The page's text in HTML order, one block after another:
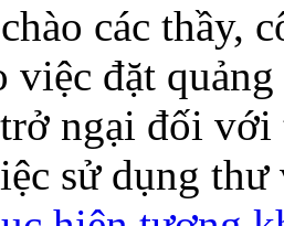
các thầy,
việc đặt
ngại đối
sử dụng thư